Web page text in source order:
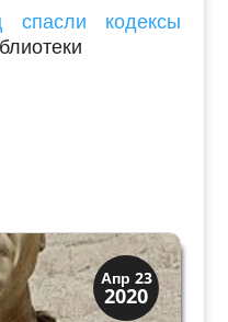
кодексы
Апр 23
2020